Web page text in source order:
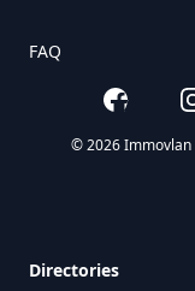
FAQ
Facebook
© 2026 Immovlan
Directories